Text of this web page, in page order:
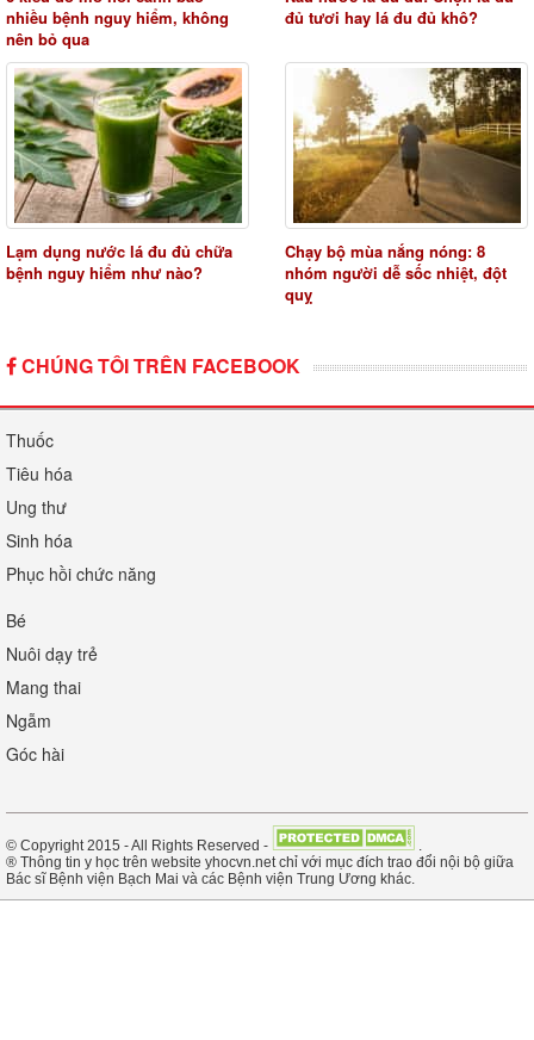
nhiều bệnh nguy hiểm, không
nên bỏ qua
đủ tươi hay lá đu đủ khô?
Lạm dụng nước lá đu đủ chữa
bệnh nguy hiểm như nào?
Chạy bộ mùa nắng nóng: 8
nhóm người dễ sốc nhiệt, đột
quỵ
CHÚNG TÔI TRÊN FACEBOOK
Thuốc
Tiêu hóa
Ung thư
Sinh hóa
Phục hồi chức năng
Bé
Nuôi dạy trẻ
Mang thai
Ngẫm
Góc hài
© Copyright 2015 - All Rights Reserved -
.
® Thông tin y học trên website yhocvn.net chỉ với mục đích trao đổi nội bộ giữa
Bác sĩ Bệnh viện Bạch Mai và các Bệnh viện Trung Ương khác.